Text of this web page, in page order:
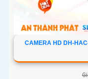
CAMERA HD DH-